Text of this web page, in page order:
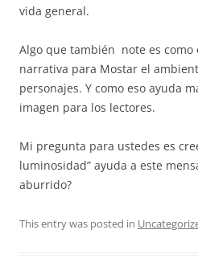
vida general.
Algo que también note es
narrativa para Mostar el
personajes. Y como eso ayuda
imagen para los lectores.
Mi pregunta para ustedes es
luminosidad” ayuda a este
aburrido?
This entry was posted in